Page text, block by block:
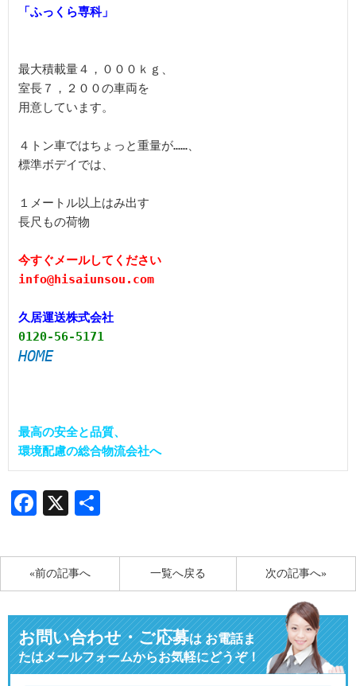
最大積載量４，０００ｋｇ、
室長７，２００の車両を
用意しています。
４トン車ではちょっと重量が……、
標準ボデイでは、
１メートル以上はみ出す
長尺もの荷物
今すぐメールしてください
久居運送株式会社
0120-56-5171
HOME
最高の安全と品質、
環境配慮の総合物流会社へ
Facebook
X
«前の記事へ 次の記事へ»
一覧へ戻る
お問い合わせ・ご応募はお電話ま
たはメールフォームからお気軽にどうぞ！